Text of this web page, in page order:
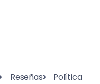
Reseñas
Política